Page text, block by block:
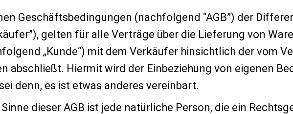
Geschäftsbedingungen (nachfolgend “AGB”) der
gelten für alle Verträge über die Lieferung von
„Kunde“) mit dem Verkäufer hinsichtlich der vom
abschließt. Hiermit wird der Einbeziehung von eigenen
denn, es ist etwas anderes vereinbart.
dieser AGB ist jede natürliche Person, die ein